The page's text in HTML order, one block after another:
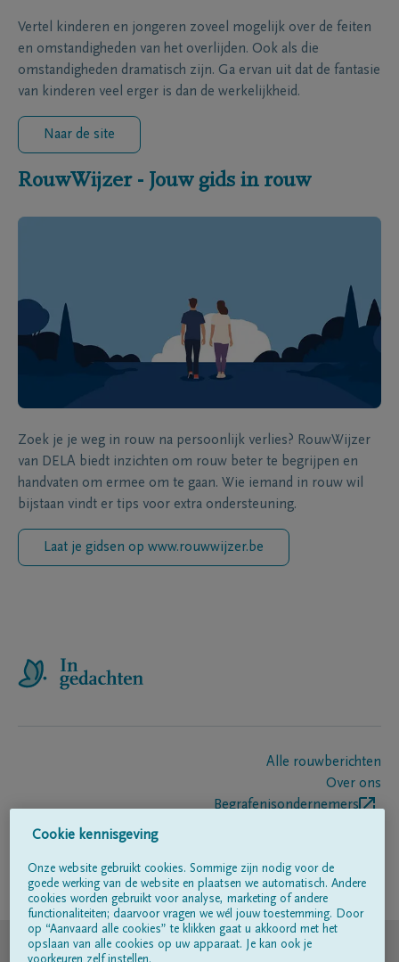
Vertel kinderen en jongeren zoveel mogelijk over de feiten
en omstandigheden van het overlijden. Ook als die
omstandigheden dramatisch zijn. Ga ervan uit dat de fantasie
van kinderen veel erger is dan de werkelijkheid.
Naar de site
RouwWijzer - Jouw gids in rouw
Zoek je je weg in rouw na persoonlijk verlies? RouwWijzer
van DELA biedt inzichten om rouw beter te begrijpen en
handvaten om ermee om te gaan. Wie iemand in rouw wil
bijstaan vindt er tips voor extra ondersteuning.
Laat je gidsen op www.rouwwijzer.be
Alle rouwberichten
Over ons
Begrafenisondernemers
Volg ons op
© DELA
Cookie kennisgeving
Onze website gebruikt cookies. Sommige zijn nodig voor de
goede werking van de website en plaatsen we automatisch. Andere
cookies worden gebruikt voor analyse, marketing of andere
functionaliteiten; daarvoor vragen we wél jouw toestemming. Door
op “Aanvaard alle cookies” te klikken gaat u akkoord met het
opslaan van alle cookies op uw apparaat. Je kan ook je